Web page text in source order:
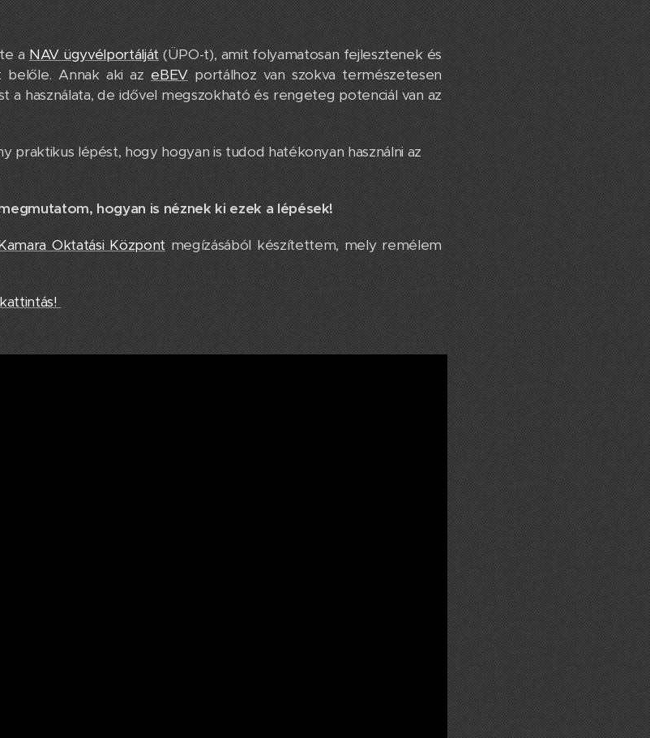
a NAV ügyvélportálját(ÜPO-t), amit folyamatosan fejlesztenek és
Annak aki az eBEVportálhoz van szokva természetesen
a használata, de idővel megszokható és rengeteg potenciál van az
praktikus lépést, hogy hogyan is tudod hatékonyan használni az
hogyan is néznek ki ezek a lépések!
Oktatási Központmegízásából készítettem, mely remélem